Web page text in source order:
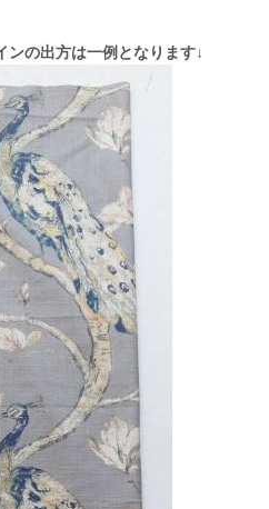
の出方は一例となります↓